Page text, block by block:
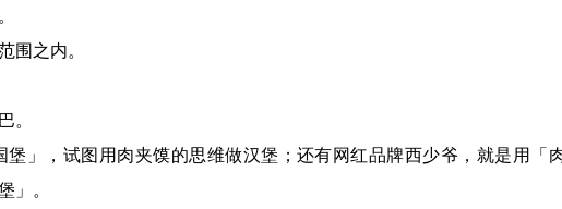
之内。
」，试图用肉夹馍的思维做汉堡；还有网红品牌西少爷，就是用「
。